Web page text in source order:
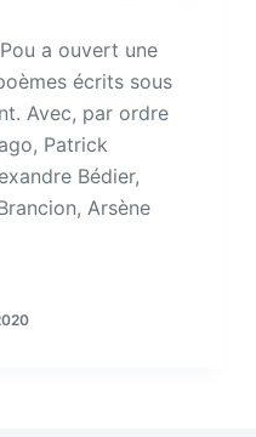
a ouvert une
écrits sous
Avec, par ordre
Patrick
Bédier,
Arsène